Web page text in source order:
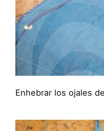
Enhebrar los ojales